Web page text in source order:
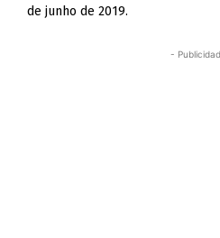
de junho de 2019.
-